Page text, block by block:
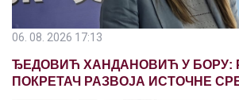
06. 08. 2026 17:13
ЂЕДОВИЋ ХАНДАНОВИЋ У БОРУ:
ПОКРЕТАЧ РАЗВОЈА ИСТОЧНЕ